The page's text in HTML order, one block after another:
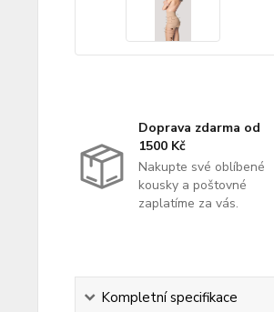
Doprava zdarma od
1500 Kč
Nakupte své oblíbené
kousky a poštovné
zaplatíme za vás.
Kompletní specifikace